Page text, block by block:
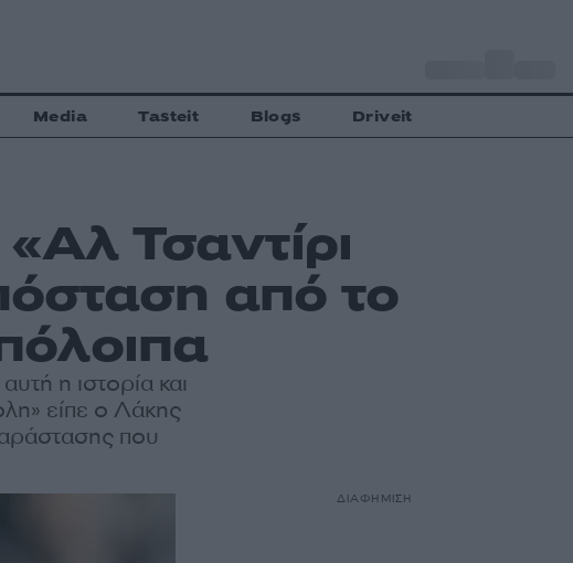
Media Tasteit Blogs Driveit
Τσαντίρι
από το
η ιστορία και
είπε ο Λάκης
που
ΔΙΑΦΗΜΙΣΗ